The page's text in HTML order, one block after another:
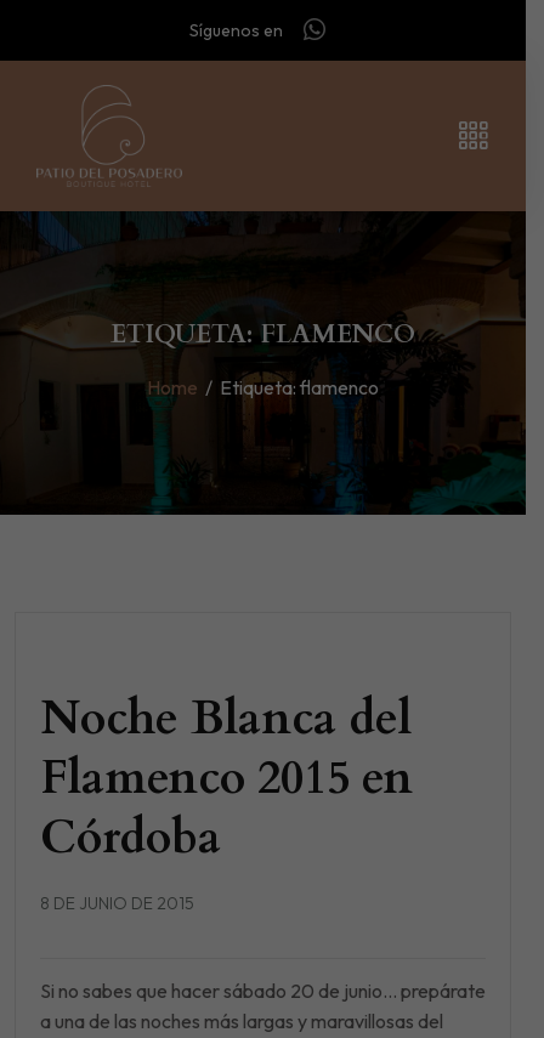
Síguenos en
ETIQUETA: FLAMENCO
Home / Etiqueta: flamenco
Noche Blanca del
Flamenco 2015 en
Córdoba
8 DE JUNIO DE 2015
Si no sabes que hacer sábado 20 de junio... prepárate
a una de las noches más largas y maravillosas del